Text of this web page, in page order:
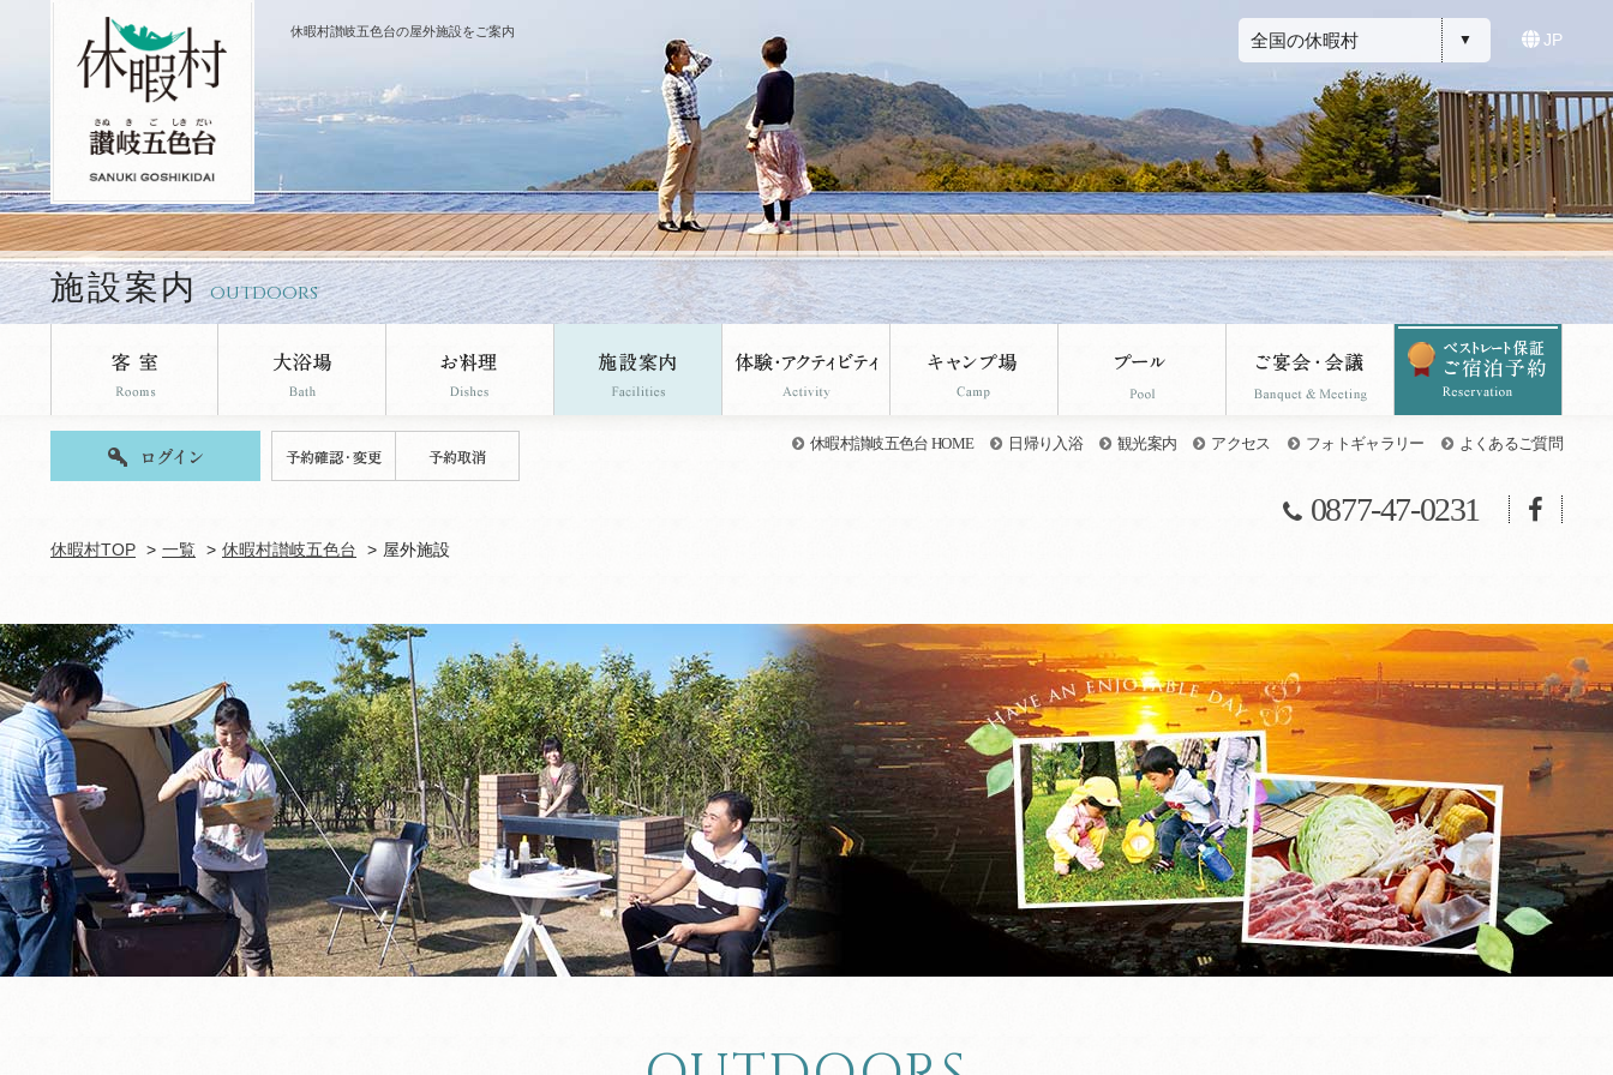
休暇村讃岐五色台の屋外施設をご案内 全国の休暇村 JP
施設案内 outdoors
休暇村讃岐五色台 HOME 日帰り入浴 観光案内 アクセス フォトギャラリー よくあるご質問
0877-47-0231
休暇村TOP 一覧 休暇村讃岐五色台 屋外施設